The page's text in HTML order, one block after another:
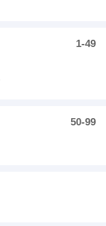
1-49
50-99